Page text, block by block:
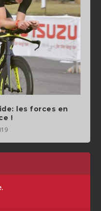
les forces en
!